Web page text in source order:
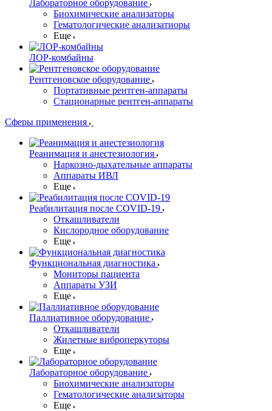
Лабораторное оборудование
Биохимические анализаторы
Гематологические анализатиоры
Еще
ЛОР-комбайны
Рентгеновское оборудование
Портативные рентген-аппараты
Стационарные рентген-аппараты
Сферы применения
Реанимация и анестезиология
Наркозно-дыхательные аппараты
Аппараты ИВЛ
Еще
Реабилитация после COVID-19
Откашливатели
Кислородное оборудование
Еще
Функциональная диагностика
Мониторы пациента
Аппараты УЗИ
Еще
Паллиативное оборудование
Откашливатели
Жилетные виброперкуторы
Еще
Лабораторное оборудование
Биохимические анализаторы
Гематологические анализаторы
Еще